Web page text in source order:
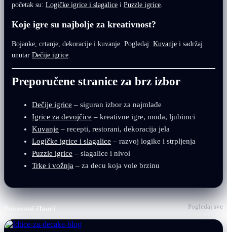
početak su: Logičke igrice i slagalice i Puzzle igrice
Koje igre su najbolje za kreativnost?
Bojanke, crtanje, dekoracije i kuvanje. Pogledaj: Kuvanje i sadržaj
unutar Dečije igrice.
Preporučene stranice za brz izbor
Dečije igrice – siguran izbor za najmlađe
Igrice za devojčice – kreativne igre, moda, ljubimci
Kuvanje – recepti, restorani, dekoracija jela
Logičke igrice i slagalice – razvoj logike i strpljenja
Puzzle igrice – slagalice i nivoi
Trke i vožnja – za decu koja vole brzinu
Povezani članci Pogledaj sve